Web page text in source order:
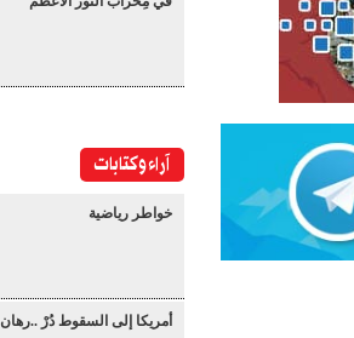
آراء وكتابات
خواطر رياضية
أمريكا إلى السقوط دُرْ ..رهان